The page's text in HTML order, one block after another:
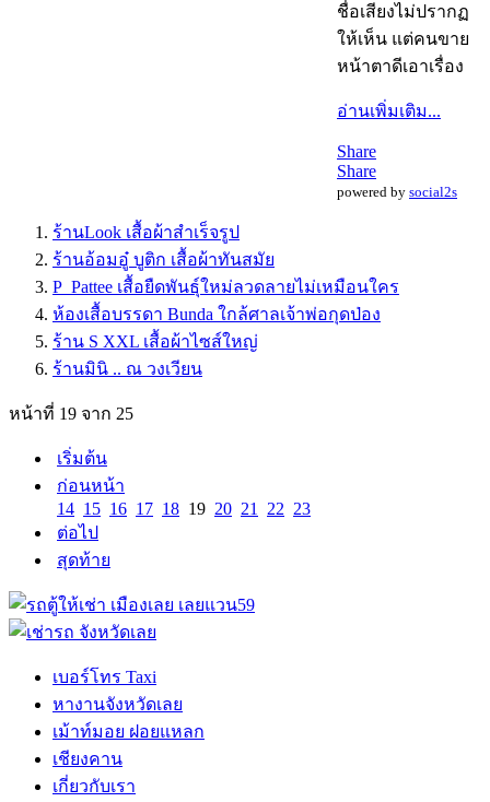
ชื่อเสียงไม่ปรากฏ
ให้เห็น แต่คนขาย
หน้าตาดีเอาเรื่อง
อ่านเพิ่มเติม...
Share
Share
powered by social2s
ร้านLook เสื้อผ้าสำเร็จรูป
ร้านอ้อมอู๋ บูติก เสื้อผ้าทันสมัย
P_Pattee เสื้อยืดพันธุ์ใหม่ลวดลายไม่เหมือนใคร
ห้องเสื้อบรรดา Bunda ใกล้ศาลเจ้าพ่อกุดป่อง
ร้าน S XXL เสื้อผ้าไซส์ใหญ่
ร้านมินิ .. ณ วงเวียน
หน้าที่ 19 จาก 25
เริ่มต้น
ก่อนหน้า
14 15 16 17 18 19 20 21 22 23
ต่อไป
สุดท้าย
เบอร์โทร Taxi
หางานจังหวัดเลย
เม้าท์มอย ฝอยแหลก
เชียงคาน
เกี่ยวกับเรา